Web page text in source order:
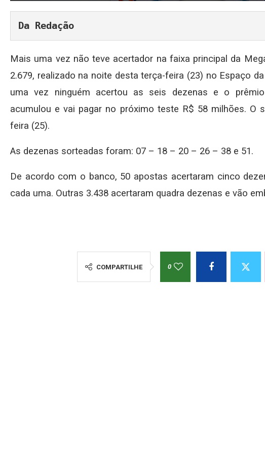
Da Redação
Mais uma vez não teve acertador na faixa principal da
2.679, realizado na noite desta terça-feira (23) no Espaço
uma vez ninguém acertou as seis dezenas e o prêmio
acumulou e vai pagar no próximo teste R$ 58 milhões. O
feira (25).
As dezenas sorteadas foram: 07 – 18 – 20 – 26 – 38 e 51.
De acordo com o banco, 50 apostas acertaram cinco
cada uma. Outras 3.438 acertaram quadra dezenas e vão
COMPARTILHE 0